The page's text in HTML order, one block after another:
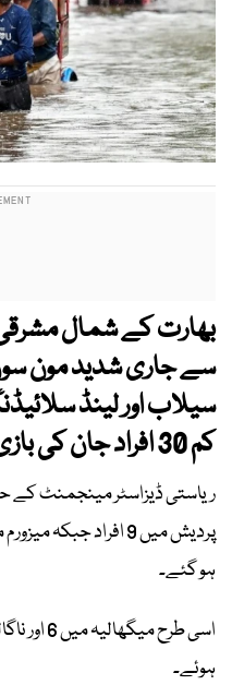
بھارت کے شمال
سے جاری شدید مون
سیلاب اور لینڈ
کم 30 افراد جان کی بازی ہار گئے۔
ہو گئے۔
اسی طرح
ہوئے۔